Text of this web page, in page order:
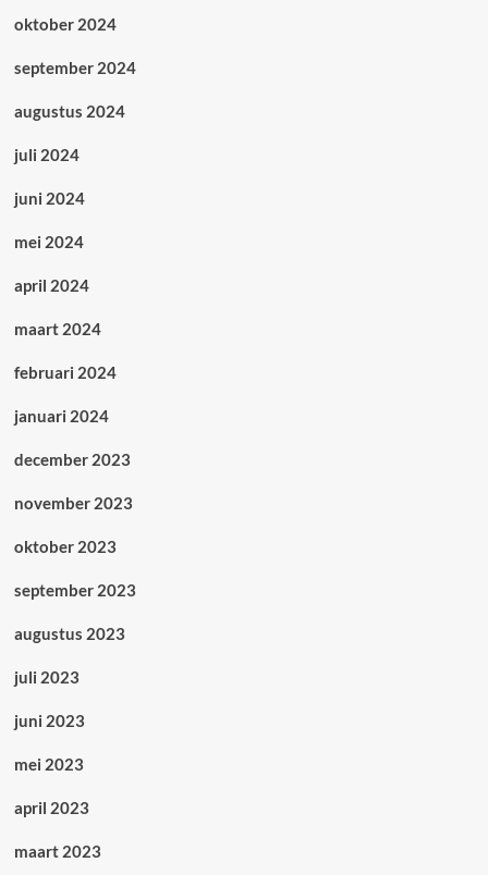
oktober 2024
september 2024
augustus 2024
juli 2024
juni 2024
mei 2024
april 2024
maart 2024
februari 2024
januari 2024
december 2023
november 2023
oktober 2023
september 2023
augustus 2023
juli 2023
juni 2023
mei 2023
april 2023
maart 2023